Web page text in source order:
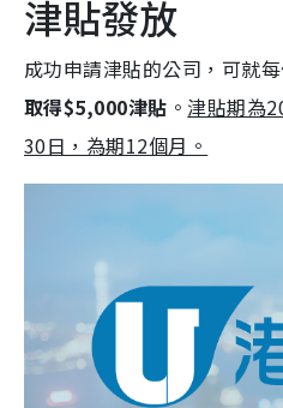
津貼發放
成功申請津貼的公司，可就
取得$5,000津貼 。 津貼期為
30日，為期12個月。